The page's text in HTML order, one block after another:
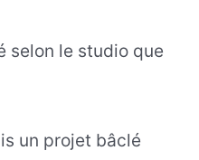
selon le studio que
un projet bâclé